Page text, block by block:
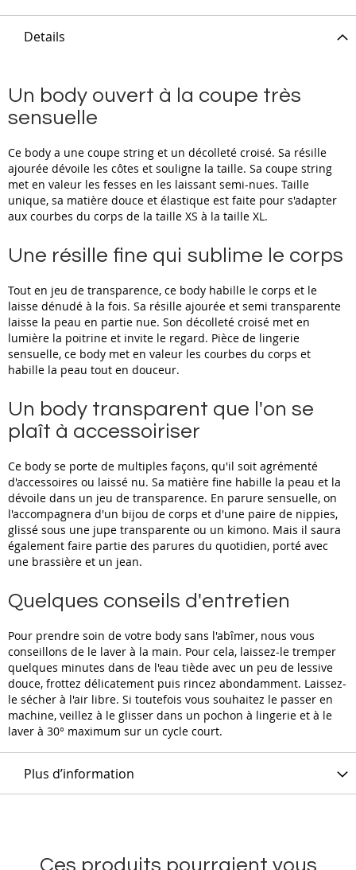
Details
Un body ouvert à la coupe très
sensuelle
Ce body a une coupe string et un décolleté croisé. Sa résille
ajourée dévoile les côtes et souligne la taille. Sa coupe string
met en valeur les fesses en les laissant semi-nues. Taille
unique, sa matière douce et élastique est faite pour s'adapter
aux courbes du corps de la taille XS à la taille XL.
Une résille fine qui sublime le corps
Tout en jeu de transparence, ce body habille le corps et le
laisse dénudé à la fois. Sa résille ajourée et semi transparente
laisse la peau en partie nue. Son décolleté croisé met en
lumière la poitrine et invite le regard. Pièce de lingerie
sensuelle, ce body met en valeur les courbes du corps et
habille la peau tout en douceur.
Un body transparent que l'on se
plaît à accessoiriser
Ce body se porte de multiples façons, qu'il soit agrémenté
d'accessoires ou laissé nu. Sa matière fine habille la peau et la
dévoile dans un jeu de transparence. En parure sensuelle, on
l'accompagnera d'un bijou de corps et d'une paire de nippies,
glissé sous une jupe transparente ou un kimono. Mais il saura
également faire partie des parures du quotidien, porté avec
une brassière et un jean.
Quelques conseils d'entretien
Pour prendre soin de votre body sans l'abîmer, nous vous
conseillons de le laver à la main. Pour cela, laissez-le tremper
quelques minutes dans de l'eau tiède avec un peu de lessive
douce, frottez délicatement puis rincez abondamment. Laissez-
le sécher à l'air libre. Si toutefois vous souhaitez le passer en
machine, veillez à le glisser dans un pochon à lingerie et à le
laver à 30° maximum sur un cycle court.
Plus d’information
Ces produits pourraient vous